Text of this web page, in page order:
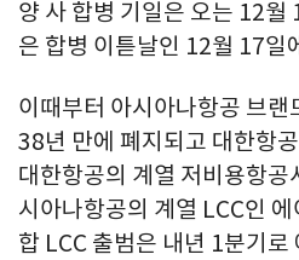
양 사 합병 기일은 오는 12월
은 합병 이튿날인 12월 17일
이때부터 아시아나항공 브
38년 만에 폐지되고 대한항
대한항공의 계열 저비용항
시아나항공의 계열 LCC인
합 LCC 출범은 내년 1분기로